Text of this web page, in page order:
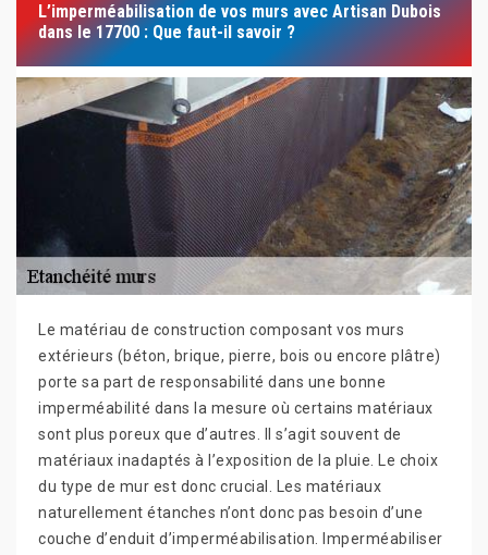
L’imperméabilisation de vos murs avec Artisan Dubois
dans le 17700 : Que faut-il savoir ?
Le matériau de construction composant vos murs
extérieurs (béton, brique, pierre, bois ou encore plâtre)
porte sa part de responsabilité dans une bonne
imperméabilité dans la mesure où certains matériaux
sont plus poreux que d’autres. Il s’agit souvent de
matériaux inadaptés à l’exposition de la pluie. Le choix
du type de mur est donc crucial. Les matériaux
naturellement étanches n’ont donc pas besoin d’une
couche d’enduit d’imperméabilisation. Imperméabiliser